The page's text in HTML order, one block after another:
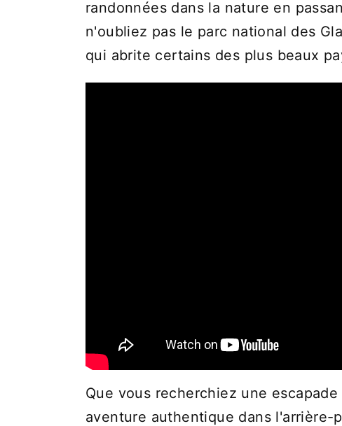
randonnées dans la nature en
n'oubliez pas le parc national des
qui abrite certains des plus beaux
Que vous recherchiez une
aventure authentique dans l'arrière-